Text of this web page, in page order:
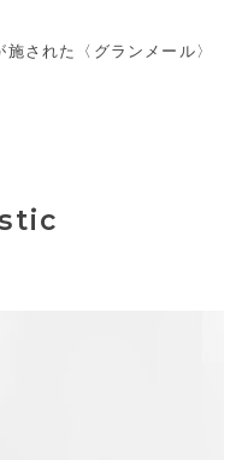
された〈グランメール〉